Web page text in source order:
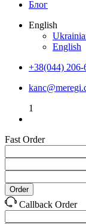
Блог
English
English
+38(044) 206-
1
Fast Order
Order
Callback Order